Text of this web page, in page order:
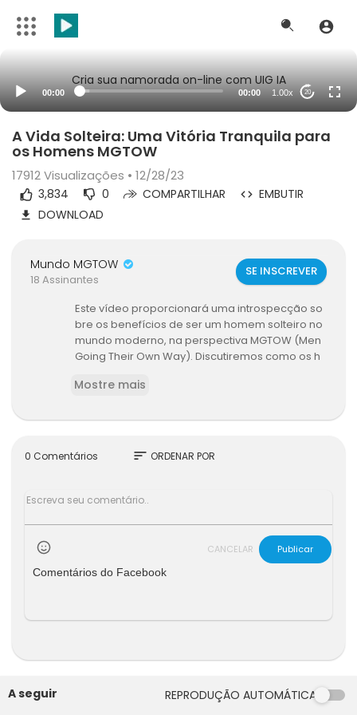
Cria sua namorada on-line com UIG IA
00:00 00:00 1.00x 20
A Vida Solteira: Uma Vitória Tranquila para
os Homens MGTOW
17912Visualizações • 12/28/23
3,834 0 COMPARTILHAR
EMBUTIR
DOWNLOAD
Mundo MGTOW
18 Assinantes
SE INSCREVER
Este vídeo proporcionará uma introspecção so
bre os benefícios de ser um homem solteiro no
mundo moderno, na perspectiva MGTOW (Men
Going Their Own Way). Discutiremos como os h
ealização sem a necessidade de casamento e
Mostre mais
0 Comentários sort ORDENAR POR
CANCELAR
Publicar
Comentários do Facebook
A seguir REPRODUÇÃO AUTOMÁTICA
02:29